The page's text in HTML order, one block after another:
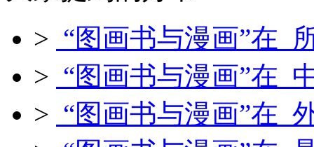
> “图画书与漫画”在
> “图画书与漫画”在
> “图画书与漫画”在